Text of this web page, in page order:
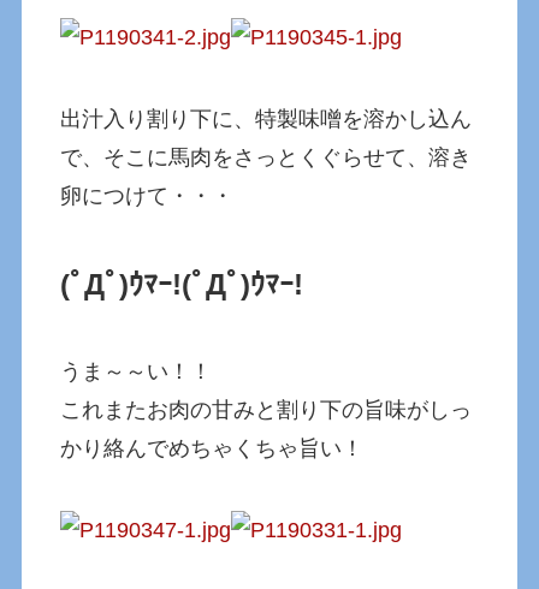
出汁入り割り下に、特製味噌を溶かし込ん
で、そこに馬肉をさっとくぐらせて、溶き
卵につけて・・・
(ﾟДﾟ)ｳﾏｰ!(ﾟДﾟ)ｳﾏｰ!
うま～～い！！
これまたお肉の甘みと割り下の旨味がしっ
かり絡んでめちゃくちゃ旨い！